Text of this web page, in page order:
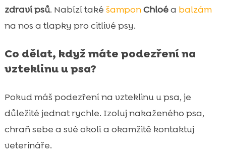
zdraví psů. Nabízí také šamponChloéa balzám
na nos a tlapky pro citlivé psy.
Co dělat, když máte podezření na
vzteklinu u psa?
Pokud máš podezření na vzteklinu u psa, je
důležité jednat rychle. Izoluj nakaženého psa,
chraň sebe a své okolí a okamžitě kontaktuj
veterináře.